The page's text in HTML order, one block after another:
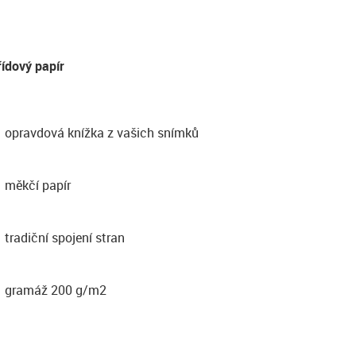
papír
opravdová knížka z vašich snímků
měkčí papír
tradiční spojení stran
gramáž 200 g/m2